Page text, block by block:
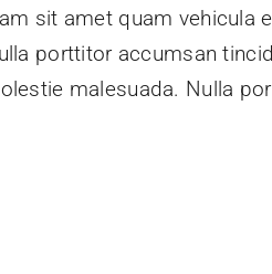
sit amet quam vehicula
porttitor accumsan
malesuada. Nulla